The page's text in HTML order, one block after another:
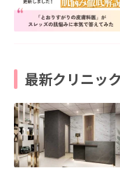
最新クリニック